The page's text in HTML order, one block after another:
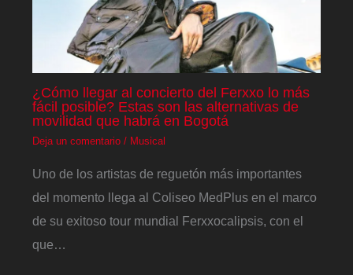
¿Cómo llegar al concierto del Ferxxo lo más
fácil posible? Estas son las alternativas de
movilidad que habrá en Bogotá
Deja un comentario / Musical
Uno de los artistas de reguetón más importantes
del momento llega al Coliseo MedPlus en el marco
de su exitoso tour mundial Ferxxocalipsis, con el
que…